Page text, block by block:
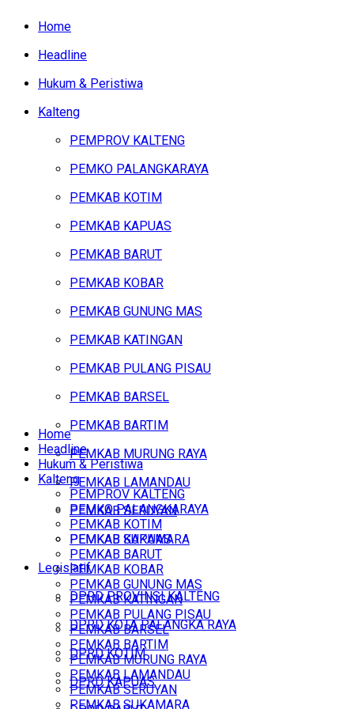
Home
Headline
Hukum & Peristiwa
Kalteng
PEMPROV KALTENG
PEMKO PALANGKARAYA
PEMKAB KOTIM
PEMKAB KAPUAS
PEMKAB BARUT
PEMKAB KOBAR
PEMKAB GUNUNG MAS
PEMKAB KATINGAN
PEMKAB PULANG PISAU
PEMKAB BARSEL
PEMKAB BARTIM
PEMKAB MURUNG RAYA
PEMKAB LAMANDAU
PEMKAB SERUYAN
PEMKAB SUKAMARA
Legislatif
DPRD PROVINSI KALTENG
DPRD KOTA PALANGKA RAYA
DPRD KOTIM
DPRD KAPUAS
Home
Headline
Hukum & Peristiwa
Kalteng
PEMPROV KALTENG
PEMKO PALANGKARAYA
PEMKAB KOTIM
PEMKAB KAPUAS
PEMKAB BARUT
PEMKAB KOBAR
PEMKAB GUNUNG MAS
PEMKAB KATINGAN
PEMKAB PULANG PISAU
PEMKAB BARSEL
PEMKAB BARTIM
PEMKAB MURUNG RAYA
PEMKAB LAMANDAU
PEMKAB SERUYAN
PEMKAB SUKAMARA